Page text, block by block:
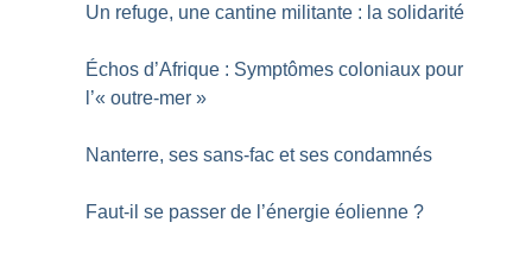
Un refuge, une cantine militante : la solidarité
Échos d’Afrique : Symptômes coloniaux pour
l’« outre-mer »
Nanterre, ses sans-fac et ses condamnés
Faut-il se passer de l’énergie éolienne ?